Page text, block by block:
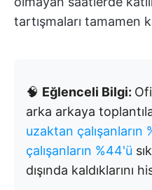
tartışmaları tamamen
🧠 Eğlenceli Bilgi:
arka arkaya
uzaktan çalışanların
çalışanların %44'ü
dışında kaldıklarını